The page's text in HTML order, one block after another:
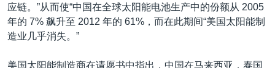
应链。”从而使“中国在全球太阳能电池生产中的份额从 2005
年的 7% 飙升至 2012 年的 61%，而在此期间“美国太阳能制
造业几乎消失。”
美国太阳能制造商在请愿书中指出，中国在马来西亚，泰国